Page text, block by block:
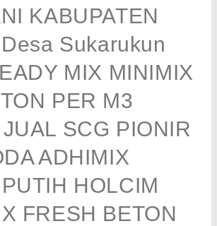
KABUPATEN
Sukarukun
MIX MINIMIX
PER M3
SCG PIONIR
ADHIMIX
HOLCIM
FRESH BETON